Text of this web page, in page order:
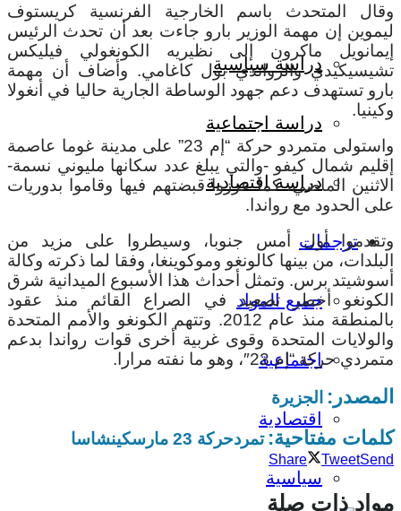
دراسة سياسية
دراسة اجتماعية
دراسة اقتصادية
ترجمات
جميع المواد
اجتماعية
اقتصادية
سياسية
وقال المتحدث باسم الخارجية الفرنسية كريستوف
ليموين إن مهمة الوزير بارو جاءت بعد أن تحدث الرئيس
إيمانويل ماكرون إلى نظيريه الكونغولي فيليكس
تشيسيكيدي والرواندي بول كاغامي. وأضاف أن مهمة
بارو تستهدف دعم جهود الوساطة الجارية حاليا في أنغولا
وكينيا.
واستولى متمردو حركة “إم 23” على مدينة غوما عاصمة
إقليم شمال كيفو -والتي يبلغ عدد سكانها مليوني نسمة-
الاثنين الماضي، كما عززوا قبضتهم فيها وقاموا بدوريات
على الحدود مع رواندا.
وتقدموا أول أمس جنوبا، وسيطروا على مزيد من
البلدات، من بينها كالونغو وموكوينغا، وفقا لما ذكرته وكالة
أسوشيتد برس. وتمثل أحداث هذا الأسبوع الميدانية شرق
الكونغو أخطر تصعيد في الصراع القائم منذ عقود
بالمنطقة منذ عام 2012.
وتتهم الكونغو والأمم المتحدة
والولايات المتحدة وقوى غربية أخرى قوات رواندا بدعم
متمردي حركة “إم 23″، وهو ما نفته مرارا.
المصدر: الجزيرة
كلمات مفتاحية: تمردحركة 23 مارس كينشاسا
Share TweetSend
مواد ذات صلة